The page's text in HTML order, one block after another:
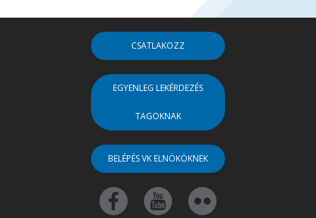
CSATLAKOZZ
EGYENLEG LEKÉRDEZÉS
TAGOKNAK
BELÉPÉS VK ELNÖKÖKNEK